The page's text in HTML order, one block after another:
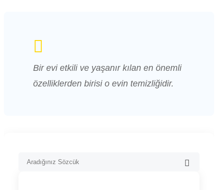
Bir evi etkili ve yaşanır kılan en önemli
özelliklerden birisi o evin temizliğidir.